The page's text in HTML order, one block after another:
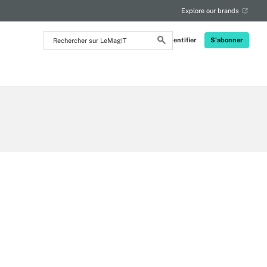
Rechercher
sur
S'identifier S'abonner
Explore our brands